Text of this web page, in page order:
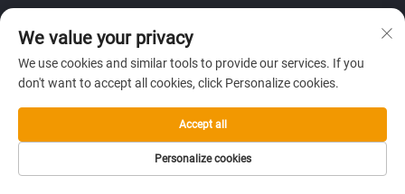
Gửi
We value your privacy
We use cookies and similar tools to provide our services. If you
don't want to accept all cookies, click Personalize cookies.
Personalize cookies
Accept all